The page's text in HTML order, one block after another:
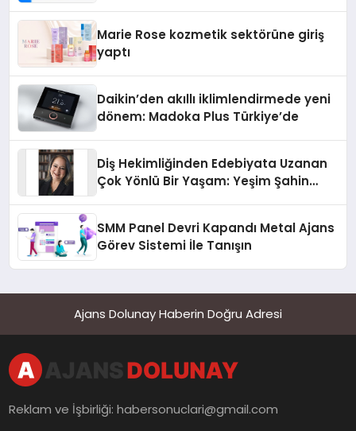
Marie Rose kozmetik sektörüne giriş
yaptı
Daikin’den akıllı iklimlendirmede yeni
dönem: Madoka Plus Türkiye’de
Diş Hekimliğinden Edebiyata Uzanan
Çok Yönlü Bir Yaşam: Yeşim Şahin
SMM Panel Devri Kapandı Metal Ajans
Görev Sistemi İle Tanışın
Ajans Dolunay Haberin Doğru Adresi
Reklam ve İşbirliği:habersonuclari@gmail.com